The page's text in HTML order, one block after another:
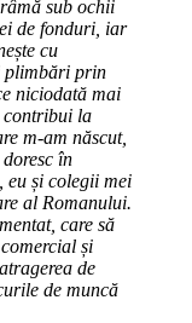
sub ochii
de fonduri, iar
cu
plimbări prin
niciodată mai
contribui la
m-am născut,
în
eu și colegii mei
al Romanului.
care să
și
de
de muncă